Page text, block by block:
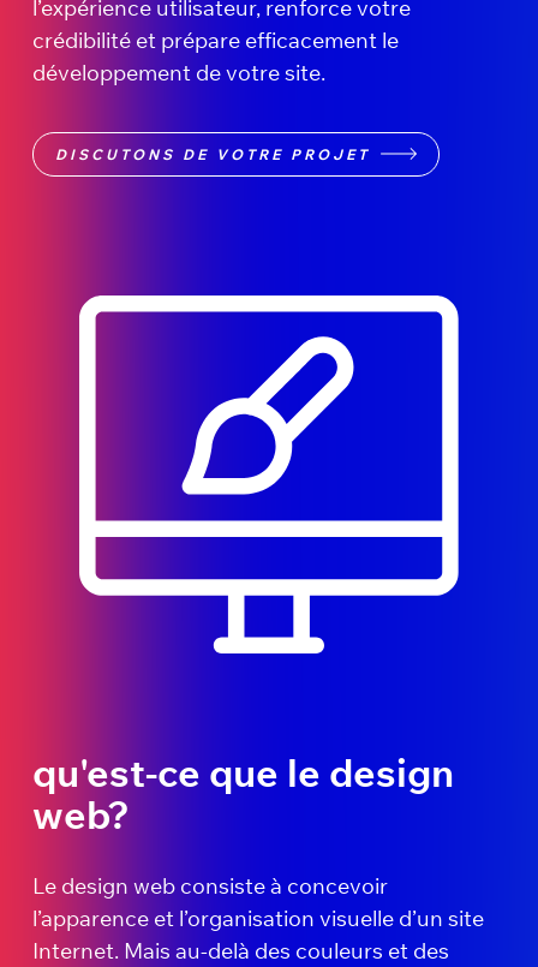
l’expérience utilisateur, renforce votre
crédibilité et prépare efficacement le
développement de votre site.
DISCUTONS DE VOTRE PROJET
qu'est-ce que le design
web?
Le design web consiste à concevoir
l’apparence et l’organisation visuelle d’un site
Internet. Mais au-delà des couleurs et des